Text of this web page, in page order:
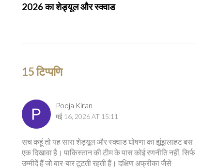
2026 का शेड्यूल और स्क्वाड
15 टिप्पणि
Pooja Kiran
मई 16, 2026 AT 15:11
सच कहूं तो यह सारा शेड्यूल और स्क्वाड घोषणा का झूंझलाहट बस
एक दिखावा है। पाकिस्तान की टीम के पास कोई रणनीति नहीं, सिर्फ
उम्मीदें हैं जो बार-बार टूटती रहती हैं। दक्षिण अफ्रीका जैसे